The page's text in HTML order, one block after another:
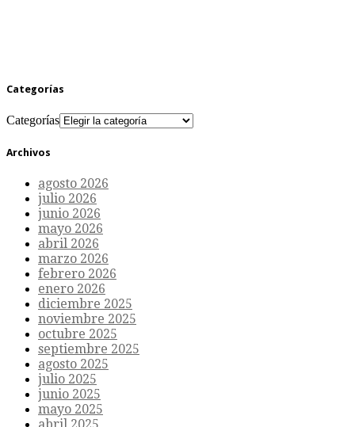
Categorías
Categorías
Archivos
agosto 2026
julio 2026
junio 2026
mayo 2026
abril 2026
marzo 2026
febrero 2026
enero 2026
diciembre 2025
noviembre 2025
octubre 2025
septiembre 2025
agosto 2025
julio 2025
junio 2025
mayo 2025